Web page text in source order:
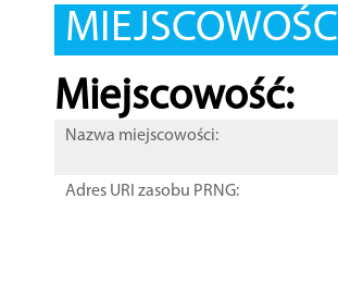
Miejscowość:
Nazwa miejscowości:
Adres URI zasobu PRNG: